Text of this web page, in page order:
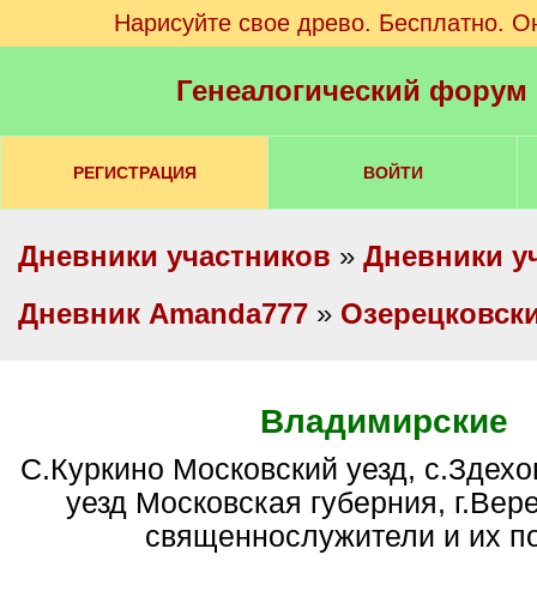
Нарисуйте свое древо. Бесплатно.
Генеалогический
РЕГИСТРАЦИЯ ВОЙТИ
Дневники участников » Дневники
Дневник Amanda777 »
Владимирские
с.Куркино Московский уезд, с.Здехово Богородский
уезд Московская губерния,
священнослужители и их